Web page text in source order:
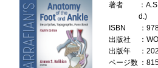
著者
：
d.)
ISBN
：
出版社
：
出版年
：
ページ数 ：